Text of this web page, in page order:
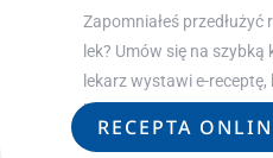
Zapomniałeś przedłużyć
lek? Umów się na szybką
lekarz wystawi e-
leczenie.
RECEPTA